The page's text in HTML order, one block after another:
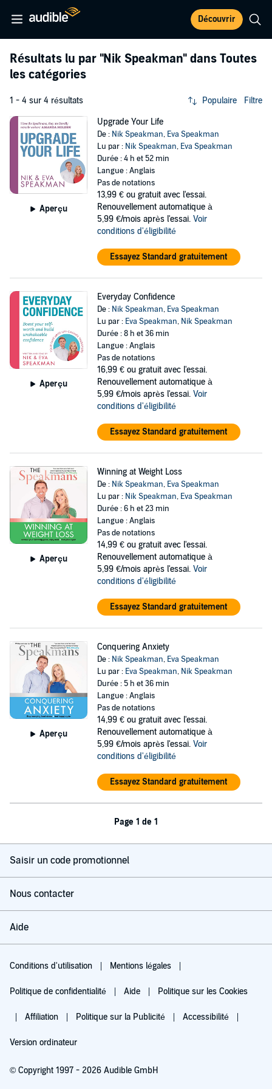
Découvrir
Résultats lu par "Nik Speakman" dans Toutes
les catégories
1 - 4 sur 4 résultats Populaire Filtre
Aperçu
Upgrade Your Life
De : Nik Speakman, Eva Speakman
Lu par : Nik Speakman, Eva Speakman
Durée : 4 h et 52 min
Langue : Anglais
Pas de notations
13,99 € ou gratuit avec l'essai.
Renouvellement automatique à
5,99 €/mois après l'essai. Voir
conditions d'éligibilité
Essayez Standard gratuitement
Aperçu
Everyday Confidence
De : Nik Speakman, Eva Speakman
Lu par : Eva Speakman, Nik Speakman
Durée : 8 h et 36 min
Langue : Anglais
Pas de notations
16,99 € ou gratuit avec l'essai.
Renouvellement automatique à
5,99 €/mois après l'essai. Voir
conditions d'éligibilité
Essayez Standard gratuitement
Aperçu
Winning at Weight Loss
De : Nik Speakman, Eva Speakman
Lu par : Nik Speakman, Eva Speakman
Durée : 6 h et 23 min
Langue : Anglais
Pas de notations
14,99 € ou gratuit avec l'essai.
Renouvellement automatique à
5,99 €/mois après l'essai. Voir
conditions d'éligibilité
Essayez Standard gratuitement
Aperçu
Conquering Anxiety
De : Nik Speakman, Eva Speakman
Lu par : Eva Speakman, Nik Speakman
Durée : 5 h et 36 min
Langue : Anglais
Pas de notations
14,99 € ou gratuit avec l'essai.
Renouvellement automatique à
5,99 €/mois après l'essai. Voir
conditions d'éligibilité
Essayez Standard gratuitement
Page 1 de 1
Saisir un code promotionnel
Nous contacter
Aide
Conditions d'utilisation Mentions légales
Politique de confidentialité Aide Politique sur les Cookies
Affiliation Politique sur la Publicité Accessibilité
Version ordinateur
© Copyright 1997 - 2026 Audible GmbH